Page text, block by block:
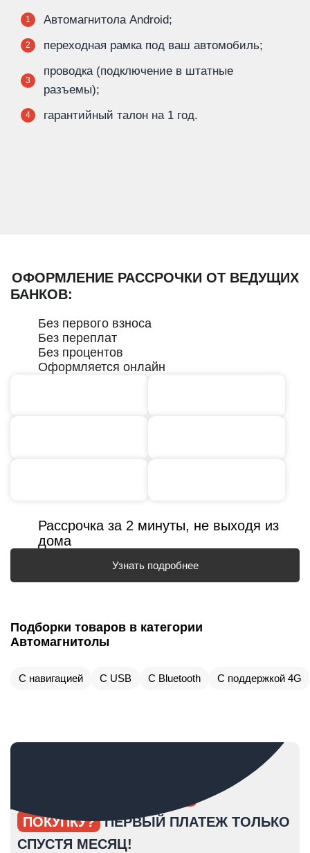
1 Автомагнитола Android;
2 переходная рамка под ваш автомобиль;
3
проводка (подключение в штатные
разъемы);
4 гарантийный талон на 1 год.
ОФОРМЛЕНИЕ РАССРОЧКИ ОТ ВЕДУЩИХ
БАНКОВ:
Без первого взноса
Без переплат
Без процентов
Оформляется онлайн
Рассрочка за 2 минуты, не выходя из
дома
Узнать подробнее
Подборки товаров в категории
Автомагнитолы
С навигацией С USB С Bluetooth С поддержкой 4G
ПОКУПКУ? ПЕРВЫЙ ПЛАТЕЖ ТОЛЬКО
СПУСТЯ МЕСЯЦ!